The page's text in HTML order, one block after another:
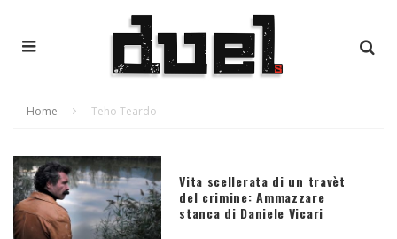
Home Teho Teardo
Vita scellerata di un travèt
del crimine: Ammazzare
stanca di Daniele Vicari